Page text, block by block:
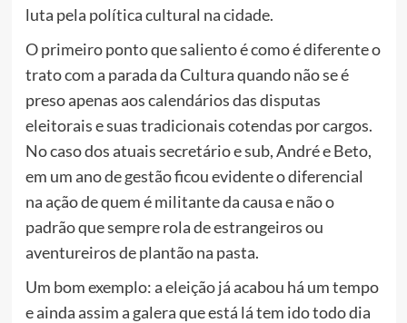
luta pela política cultural na cidade.
O primeiro ponto que saliento é como é diferente o
trato com a parada da Cultura quando não se é
preso apenas aos calendários das disputas
eleitorais e suas tradicionais cotendas por cargos.
No caso dos atuais secretário e sub, André e Beto,
em um ano de gestão ficou evidente o diferencial
na ação de quem é militante da causa e não o
padrão que sempre rola de estrangeiros ou
aventureiros de plantão na pasta.
Um bom exemplo: a eleição já acabou há um tempo
e ainda assim a galera que está lá tem ido todo dia